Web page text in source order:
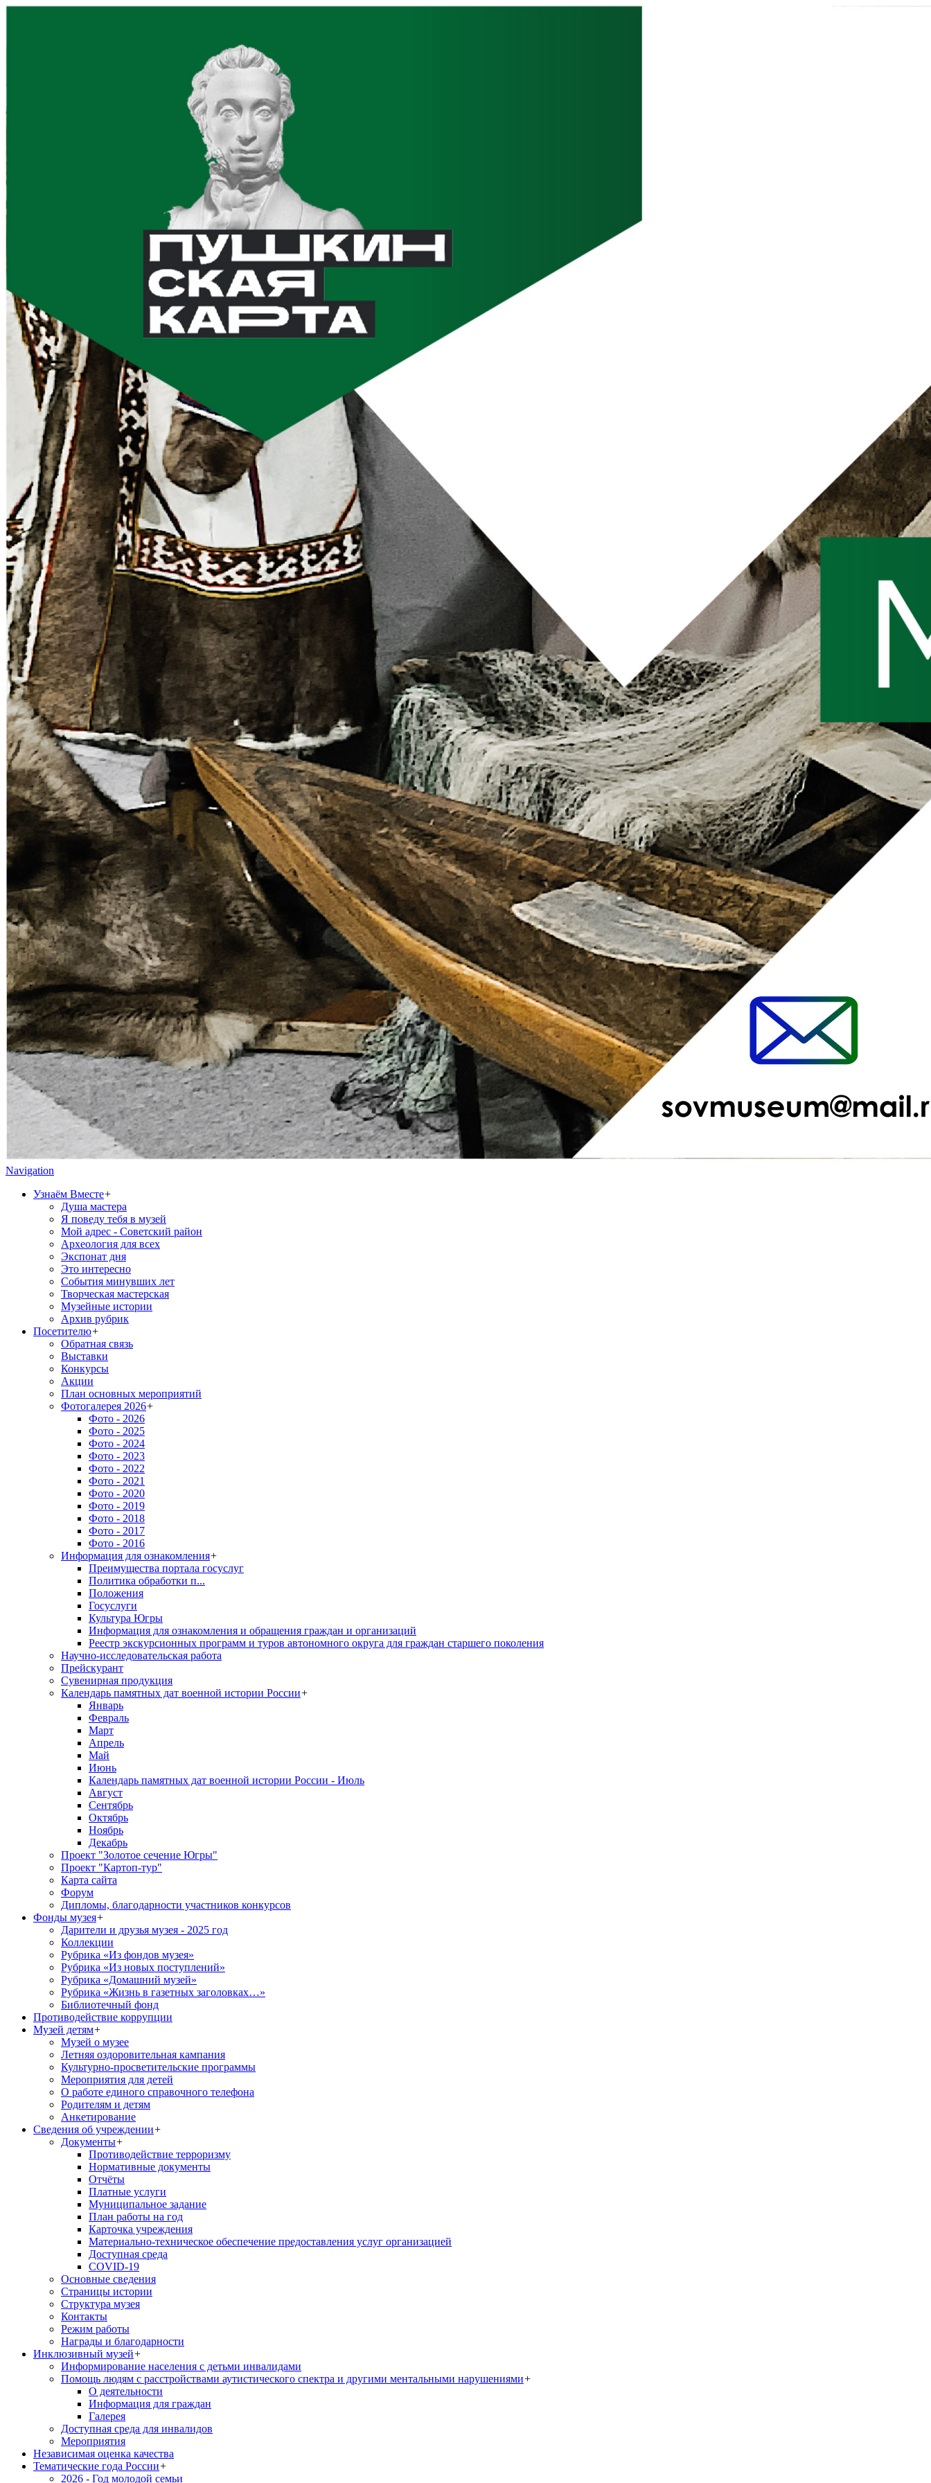
Navigation
Узнаём Вместе+
Душа мастера
Я поведу тебя в музей
Мой адрес - Советский район
Археология для всех
Экспонат дня
Это интересно
События минувших лет
Творческая мастерская
Музейные истории
Архив рубрик
Посетителю+
Обратная связь
Выставки
Конкурсы
Акции
План основных мероприятий
Фотогалерея 2026+
Фото - 2026
Фото - 2025
Фото - 2024
Фото - 2023
Фото - 2022
Фото - 2021
Фото - 2020
Фото - 2019
Фото - 2018
Фото - 2017
Фото - 2016
Информация для ознакомления+
Преимущества портала госуслуг
Политика обработки п...
Положения
Госуслуги
Культура Югры
Информация для ознакомления и обращения граждан и организаций
Реестр экскурсионных программ и туров автономного округа для граждан старшего поколения
Научно-исследовательская работа
Прейскурант
Сувенирная продукция
Календарь памятных дат военной истории России+
Январь
Февраль
Март
Апрель
Май
Июнь
Календарь памятных дат военной истории России - Июль
Август
Сентябрь
Октябрь
Ноябрь
Декабрь
Проект "Золотое сечение Югры"
Проект "Картоп-тур"
Карта сайта
Форум
Дипломы, благодарности участников конкурсов
Фонды музея+
Дарители и друзья музея - 2025 год
Коллекции
Рубрика «Из фондов музея»
Рубрика «Из новых поступлений»
Рубрика «Домашний музей»
Рубрика «Жизнь в газетных заголовках…»
Библиотечный фонд
Противодействие коррупции
Музей детям+
Музей о музее
Летняя оздоровительная кампания
Культурно-просветительские программы
Мероприятия для детей
О работе единого справочного телефона
Родителям и детям
Анкетирование
Сведения об учреждении+
Документы+
Противодействие терроризму
Нормативные документы
Отчёты
Платные услуги
Муниципальное задание
План работы на год
Карточка учреждения
Материально-техническое обеспечение предоставления услуг организацией
Доступная среда
COVID-19
Основные сведения
Страницы истории
Структура музея
Контакты
Режим работы
Награды и благодарности
Инклюзивный музей+
Информирование населения с детьми инвалидами
Помощь людям с расстройствами аутистического спектра и другими ментальными нарушениями+
О деятельности
Информация для граждан
Галерея
Доступная среда для инвалидов
Мероприятия
Независимая оценка качества
Тематические года России+
2026 - Год молодой семьи